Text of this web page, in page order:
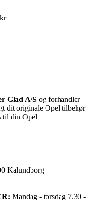
kr.
Glad A/S og forhandler
dit originale Opel tilbehør
til din Opel.
Kalundborg
Mandag - torsdag 7.30 -